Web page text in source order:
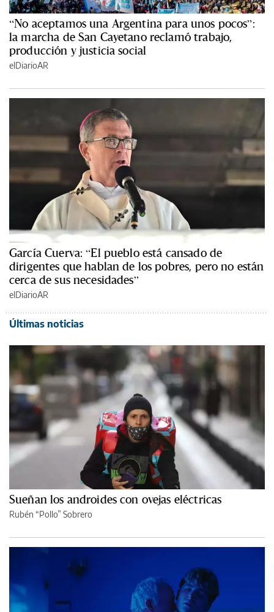
“No aceptamos una Argentina para unos pocos”:
la marcha de San Cayetano reclamó trabajo,
producción y justicia social
elDiarioAR
García Cuerva: “El pueblo está cansado de
dirigentes que hablan de los pobres, pero no están
cerca de sus necesidades”
elDiarioAR
Últimas noticias
Sueñan los androides con ovejas eléctricas
Rubén “Pollo” Sobrero